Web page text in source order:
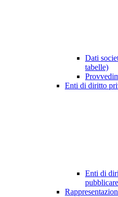
Dati
tabelle)
Enti di diritto
Enti di